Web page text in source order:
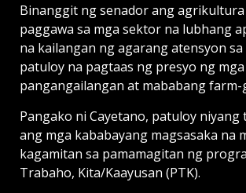
Binanggit ng senador ang
paggawa sa mga sektor na lubhang
na kailangan ng agarang atensyon
patuloy na pagtaas ng presyo ng
pangangailangan at mababang farm-
Pangako ni Cayetano, patuloy
ang mga kababayang magsasaka na
kagamitan sa pamamagitan ng
Trabaho, Kita/Kaayusan (PTK).